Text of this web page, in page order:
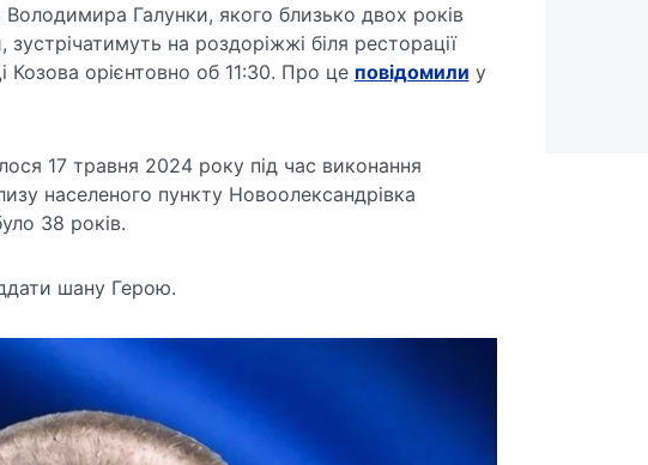
Володимира Галунки, якого близько двох років
на роздоріжжі біля ресторації
Козова орієнтовно об 11:30. Про це повідомили у
17 травня 2024 року під час виконання
населеного пункту Новоолександрівка
38 років.
шану Герою.